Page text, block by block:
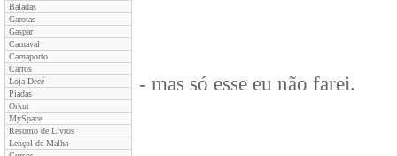
Baladas
Garotas
Gaspar
Carnaval
Carnaporto
Carros
Loja Decé
Piadas
Orkut
MySpace
Resumo de Livros
Lençol de Malha
- mas só esse eu não farei.